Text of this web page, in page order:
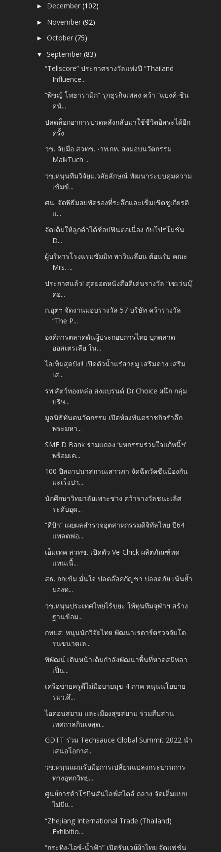
► December(102)
► November(92)
►October(75)
▼September(83)
“Tellscore” ประกาศรางวัลแห่งปี “Thailand
Influence...
“พิชญ์ โพธารามิก” รุกธุรกิจเพลง คว้า “แบงค์-ชิน
ดนั...
ปลดล็อกอาการปวดหลังกลับมาใช้ชีวิตอิสระได้อีก
ครั้ง
วช. จับมือ สวทช. -​วท.กห. ส่งมอบนวัตกรรม
MaikTuch ...
วช.หนุนทีมวิจัยม.วลัยลักษณ์ พัฒนาระบบคุมความ
เข้มข้...
ศน. จัดพิธีมอบพัดรองที่ระลึกและเข็มเชิดชูเกียรติ
แ...
จัดเต็มให้ลูกค้าได้ช้อปฟินต่อเนื่อง กับโปรโมชั่น
D...
ผู้บริหารโรงแรมซัมมิท พาวินเลียน ต้อนรับ คณะ
Mrs. ...
ประกาศแล้ว! สุดยอดหนังสือดีเด่นรางวัล “เซเว่นบุ๊
คอ...
ก.อุตฯ จัดงานมอบรางวัล 57 บริษัท คว้ารางวัล
“The P...
องค์การตลาดดันผู้ประกอบการไทย บุกตลาด
ออสเตรเลีย ใน...
ไอเท็มสุดปัง!! เปิดตัวน้ำแร่สายมู เสริมดวง เสริม
เส...
รพ.สัตว์ทองหล่อ ส่งแบรนด์ Dr.Choice ผนึก กลุ่ม
บริษ...
มูลนิธิทันตนวัตกรรม เปิดห้องทันตราชกิจรำลึก
พระมหา...
SME D Bank ร่วมแถลง ‘มหกรรมร่วมใจแก้หนี้ฯ’
พร้อมเค...
100 ปีสถาปนาสถานเสาวภา จัดฉีดวัคซีนป้องกัน
มะเร็งปา...
นักศึกษาวิทยาลัยเพาะช่าง คว้ารางวัลชนะเลิศ
ระดับอุด...
“ดีป้า” เผยผลสำรวจอุตสาหกรรมดิจิทัลไทย ปี64
แพลตฟอ...
เอ็มเทค สวทช. เปิดตัว Ve-Chick ผลิตภัณฑ์ทด
แทนเนื้...
สธ. ถกเข้ม มั่นใจ ปลดล๊อคกัญชา ปลอดภัย เน้นย้ำ
มองท...
วช.หนุนประเทศไทยไร้ขยะ ให้ทุนทีมจุฬาฯ สร้าง
ฐานข้อม...
กทปส. หนุนนักวิจัยไทย พัฒนาเรดาร์ตรวจจับโด
รนขนาดเล...
พิพัฒน์ เดินหน้าเต็มกำลังพัฒนาพื้นที่หาดสมิหลา
เป็น...
เครือข่ายครูดีไม่มีอบายมุข 4 ภาค หนุนนโยบาย
รมว.ศึ...
ไอคอนสยาม และเมืองสุขสยาม ร่วมสืบสาน
เทศกาลกินเจสุด...
GDTT ร่วม Techsauce Global Summit 2022 นำ
เสนอโอกาส...
วช.หนุนแผนรับมือการเปลี่ยนแปลงกระบวนการ
ทางอุทกวิทย...
ศูนย์การค้าโรบินสันไลฟ์สไตล์ ถลาง จัดเต็มแบบ
ไม่มีแ...
“Zhejiang International Trade (Thailand)
Exhibitio...
“กระทิง-ไอซ์-น้ำฟ้า” เปิดรันเวย์ผ้าไทย จัดแฟชั่น